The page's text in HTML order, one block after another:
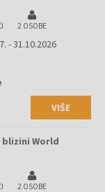
2 OSOBE
-31.10.2026
VIŠE
blizini World
2 OSOBE